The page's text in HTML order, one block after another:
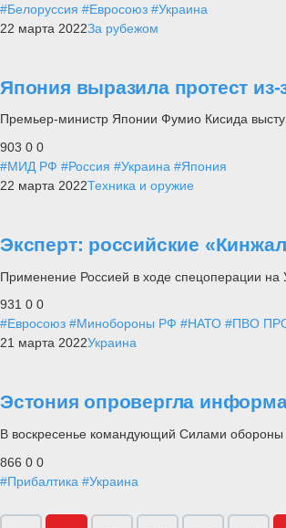
#Белоруссия #Евросоюз #Украина
22 марта 2022За рубежом
Япония выразила протест
Премьер-министр Японии Фумио Кисида
903 0 0
#МИД РФ #Россия #Украина #Япония
22 марта 2022Техника и оружие
Эксперт: российские
Применение Россией в ходе спецоперации на
931 0 0
#Евросоюз #Минобороны РФ #НАТО #ПВО
21 марта 2022Украина
Эстония опровергла
В воскресенье командующий Силами обороны
866 0 0
#Прибалтика #Украина